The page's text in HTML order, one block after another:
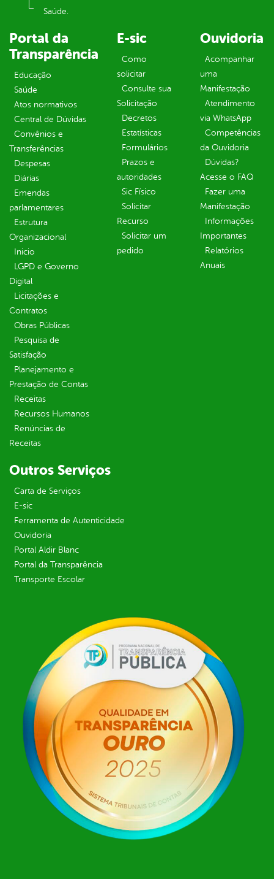
Saúde.
Portal da
Transparência
Educação
Saúde
Atos normativos
Central de Dúvidas
Convênios e
Transferências
Despesas
Diárias
Emendas
parlamentares
Estrutura
Organizacional
Inicio
LGPD e Governo
Digital
Licitações e
Contratos
Obras Públicas
Pesquisa de
Satisfação
Planejamento e
Prestação de Contas
Receitas
Recursos Humanos
Renúncias de
Receitas
E-sic
Como
solicitar
Consulte sua
Solicitação
Decretos
Estatísticas
Formulários
Prazos e
autoridades
Sic Físico
Solicitar
Recurso
Solicitar um
pedido
Ouvidoria
Acompanhar
uma
Manifestação
Atendimento
via WhatsApp
Competências
da Ouvidoria
Dúvidas?
Acesse o FAQ
Fazer uma
Manifestação
Informações
Importantes
Relatórios
Anuais
Outros Serviços
Carta de Serviços
E-sic
Ferramenta de Autenticidade
Ouvidoria
Portal Aldir Blanc
Portal da Transparência
Transporte Escolar